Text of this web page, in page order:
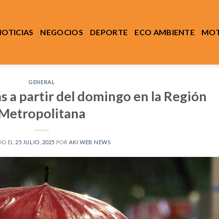
NEGOCIOS DEPORTE ECO AMBIENTE
GENERAL
a partir del domingo en la Región
EL 25 JULIO, 2025 POR AKI WEB NEWS